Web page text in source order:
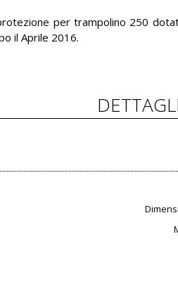
per trampolino 250
il Aprile 2016.
DETTAGLI